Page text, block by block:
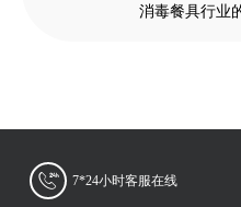
消毒餐具行业
7*24小时客服在线